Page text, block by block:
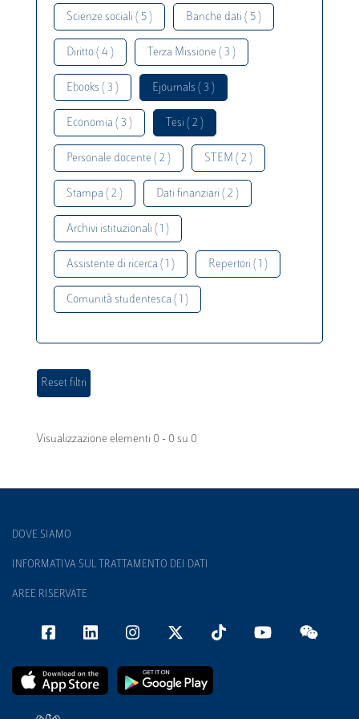
Scienze sociali ( 5 ) Banche dati ( 5 )
Diritto ( 4 ) Terza Missione ( 3 )
Ebooks ( 3 ) Ejournals ( 3 )
Economia ( 3 ) Tesi ( 2 )
Personale docente ( 2 ) STEM ( 2 )
Stampa ( 2 ) Dati finanziari ( 2 )
Archivi istituzionali ( 1 )
Assistente di ricerca ( 1 ) Repertori ( 1 )
Comunità studentesca ( 1 )
Visualizzazione elementi 0 - 0 su 0
DOVE SIAMO
INFORMATIVA SUL TRATTAMENTO DEI DATI
AREE RISERVATE